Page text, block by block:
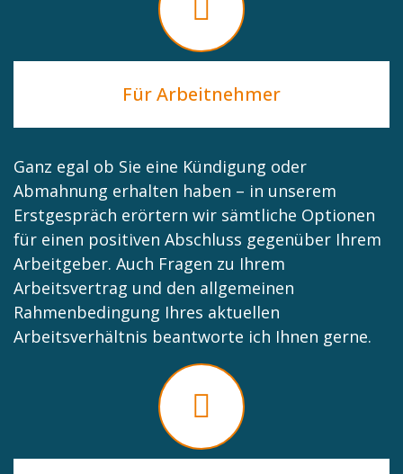
Für Arbeitnehmer
Ganz egal ob Sie eine Kündigung oder
Abmahnung erhalten haben – in unserem
Erstgespräch erörtern wir sämtliche Optionen
für einen positiven Abschluss gegenüber Ihrem
Arbeitgeber. Auch Fragen zu Ihrem
Arbeitsvertrag und den allgemeinen
Rahmenbedingung Ihres aktuellen
Arbeitsverhältnis beantworte ich Ihnen gerne.